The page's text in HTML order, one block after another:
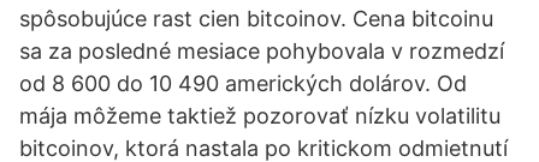
spôsobujúce rast cien bitcoinov. Cena bitcoinu
sa za posledné mesiace pohybovala v rozmedzí
od 8 600 do 10 490 amerických dolárov. Od
mája môžeme taktiež pozorovať nízku volatilitu
bitcoinov, ktorá nastala po kritickom odmietnutí